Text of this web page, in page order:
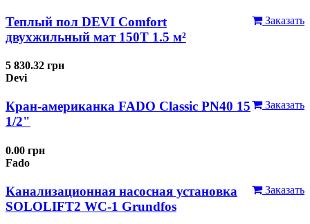
Заказать
Теплый пол DEVI Comfort
двухжильный мат 150T 1.5 м²
5 830.32 грн
Devi
Заказать
Кран-американка FADO Classic PN40 15
1/2"
0.00 грн
Fado
Заказать
Канализационная насосная установка
SOLOLIFT2 WC-1 Grundfos